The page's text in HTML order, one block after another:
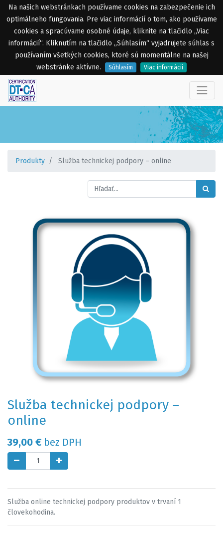
Na našich webstránkach používame cookies na zabezpečenie ich
optimálneho fungovania. Pre viac informácií o tom, ako používame
cookies a spracúvame osobné údaje, kliknite na tlačidlo „Viac
informácií“. Kliknutím na tlačidlo „Súhlasím“ vyjadrujete súhlas s
používaním všetkých cookies, ktoré sú momentálne na našej
webstránke aktívne.
Súhlasím Viac informácií
Produkty Služba technickej podpory – online
Služba technickej podpory –
online
39,00 € bez DPH
Služba online technickej podpory produktov v trvaní 1
človekohodina.